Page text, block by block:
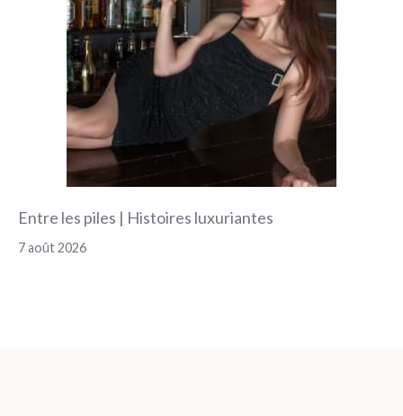
Entre les piles | Histoires luxuriantes
7 août 2026